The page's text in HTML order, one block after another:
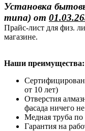
Установка
типа) от
Прайс-лист для физ.
магазине.
Наши преимущества:
от 10 лет)
Отверстия
фасада ничего
Медная труба
Гарантия на